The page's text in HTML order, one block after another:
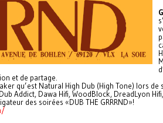
et de partage.
qu’est Natural High Dub (High Tone) lors
Addict, Dawa Hifi, WoodBlock, DreadLyon
des soirées «DUB THE GRRRND»!